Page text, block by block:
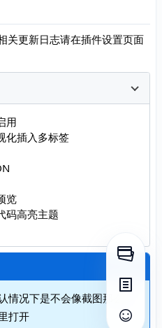
关更新日志请在插件设置页面
用
化插入多标签
览
码高亮主题
况下是不会像截图那么多
打开
打开侧
打开目
查看评